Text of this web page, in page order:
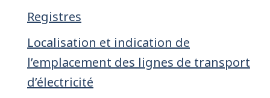
Registres
Localisation et indication de
l’emplacement des lignes de transport
d’électricité